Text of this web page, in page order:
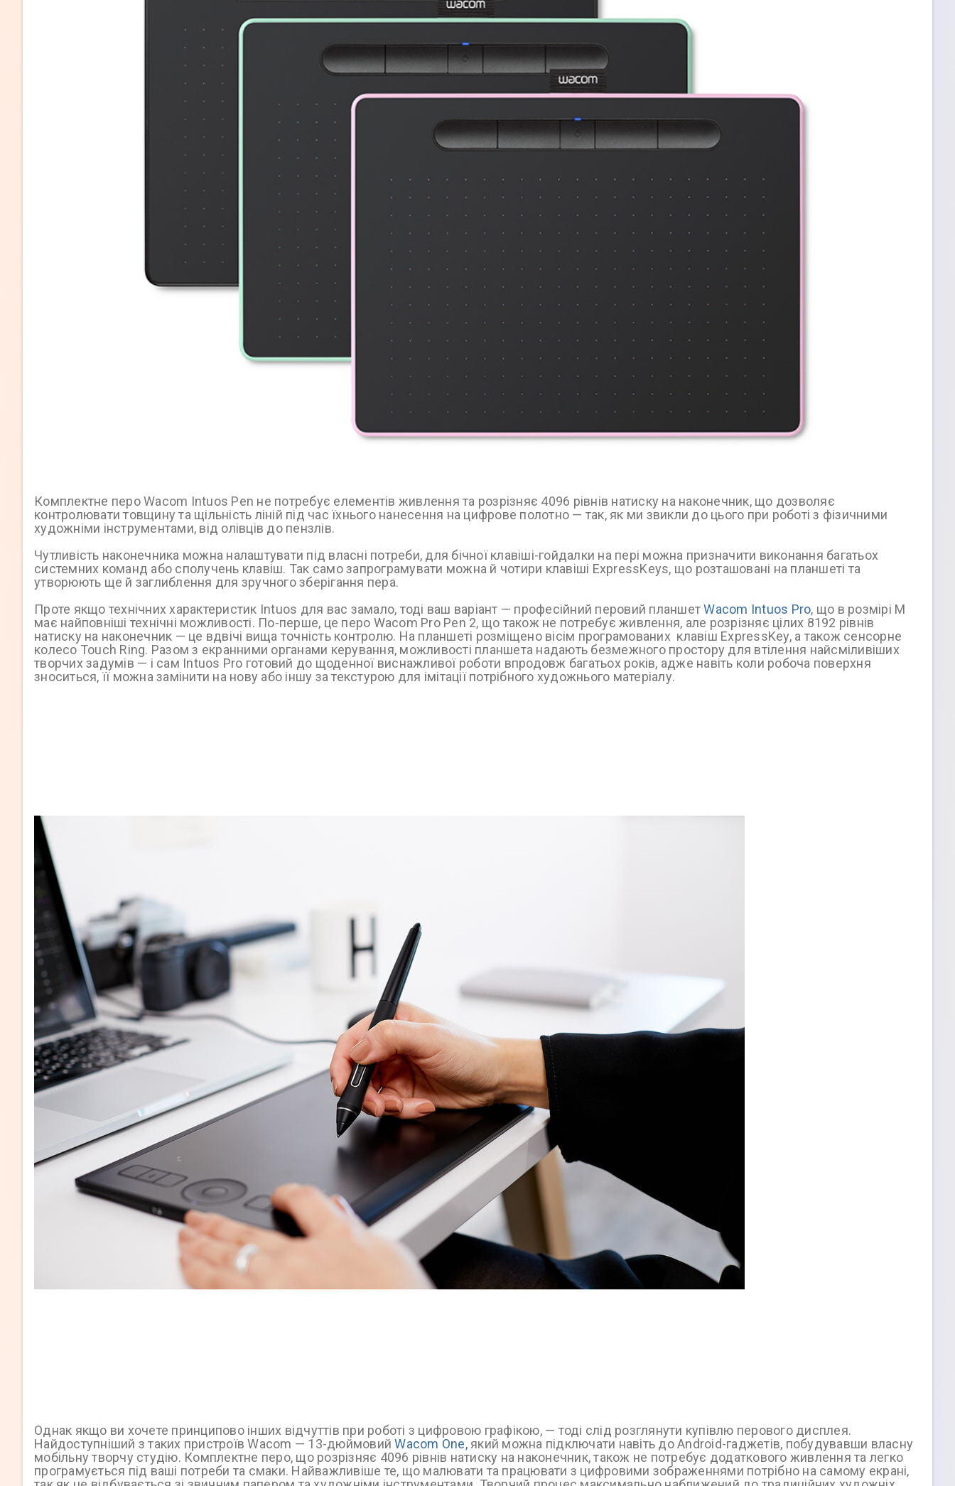
Комплектне перо Wacom Intuos Pen не потребує елементів живлення та розрізняє 4096 рівнів натиску на наконечник, що дозволяє
контролювати товщину та щільність ліній під час їхнього нанесення на цифрове полотно — так, як ми звикли до цього при роботі з фізичними
художніми інструментами, від олівців до пензлів.
Чутливість наконечника можна налаштувати під власні потреби, для бічної клавіші-гойдалки на пері можна призначити виконання багатьох
системних команд або сполучень клавіш. Так само запрограмувати можна й чотири клавіші ExpressKeys, що розташовані на планшеті та
утворюють ще й заглиблення для зручного зберігання пера.
Проте якщо технічних характеристик Intuos для вас замало, тоді ваш варіант — професійний перовий планшетWacom Intuos Pro, що в розмірі M
має найповніші технічні можливості. По-перше, це перо Wacom Pro Pen 2, що також не потребує живлення, але розрізняє цілих 8192 рівнів
натиску на наконечник — це вдвічі вища точність контролю. На планшеті розміщено вісім програмованих клавіш ExpressKey, а також сенсорне
колесо Touch Ring. Разом з екранними органами керування, можливості планшета надають безмежного простору для втілення найсміливіших
творчих задумів — і сам Intuos Pro готовий до щоденної виснажливої роботи впродовж багатьох років, адже навіть коли робоча поверхня
зноситься, її можна замінити на нову або іншу за текстурою для імітації потрібного художнього матеріалу.
Однак якщо ви хочете принципово інших відчуттів при роботі з цифровою графікою, — тоді слід розглянути купівлю перового дисплея.
Найдоступніший з таких пристроїв Wacom — 13-дюймовийWacom One,який можна підключати навіть до Android-гаджетів, побудувавши власну
мобільну творчу студію. Комплектне перо, що розрізняє 4096 рівнів натиску на наконечник, також не потребує додаткового живлення та легко
програмується під ваші потреби та смаки. Найважливіше те, що малювати та працювати з цифровими зображеннями потрібно на самому екрані,